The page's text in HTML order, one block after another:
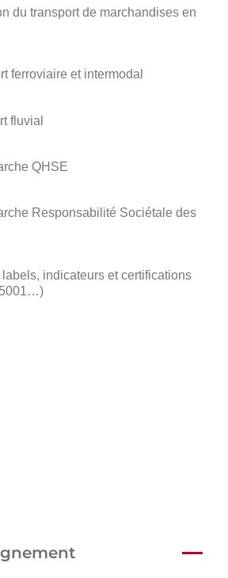
du transport de marchandises en
ferroviaire et intermodal
fluvial
QHSE
Responsabilité Sociétale des
indicateurs et certifications